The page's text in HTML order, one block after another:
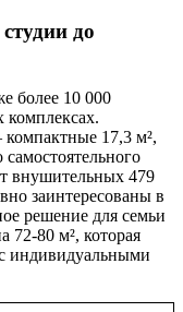
до
более 10 000
17,3 м²,
внушительных 479
заинтересованы в
решение для семьи
72-80 м², которая
с индивидуальными